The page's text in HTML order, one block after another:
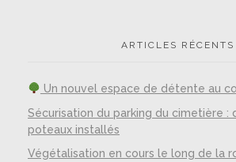
ARTICLES RÉCENTS
Un nouvel espace de détente au
Sécurisation du parking du cimetière :
poteaux installés
Végétalisation en cours le long de la